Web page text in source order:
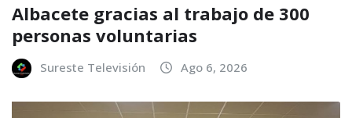
Albacete gracias al trabajo de 300
personas voluntarias
Sureste Televisión Ago 6, 2026